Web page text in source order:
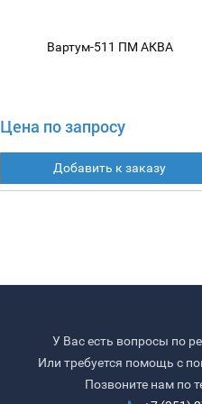
Вартум-511 ПМ АКВА
Цена по запросу
Добавить к заказу
У Вас есть вопросы по
Или требуется помощь с
Позвоните нам по